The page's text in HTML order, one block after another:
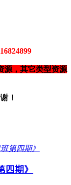
源，其它类型资源
！
四期》